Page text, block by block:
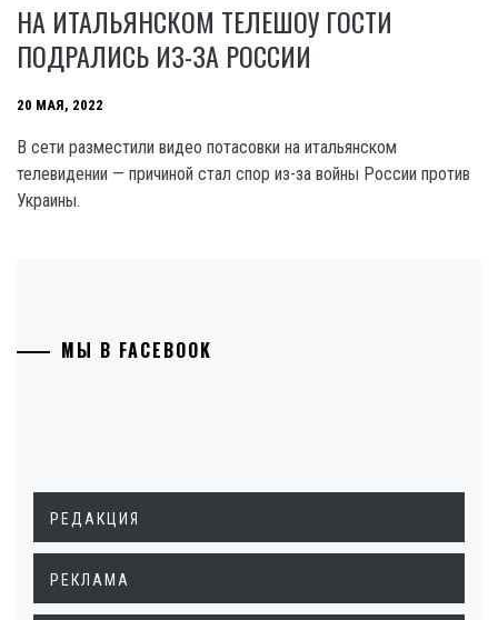
НА ИТАЛЬЯНСКОМ ТЕЛЕШОУ ГОСТИ
ПОДРАЛИСЬ ИЗ-ЗА РОССИИ
20 МАЯ, 2022
В сети разместили видео потасовки на итальянском
телевидении — причиной стал спор из-за войны России против
Украины.
МЫ В FACEBOOK
РЕДАКЦИЯ
РЕКЛАМА